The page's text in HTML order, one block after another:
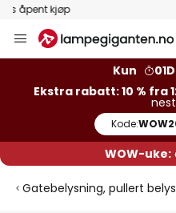
Hopp
til
Kun
Ekstra rabatt: 10 % fra
Kode:
WOW-uke:
Gatebelysning, pullert